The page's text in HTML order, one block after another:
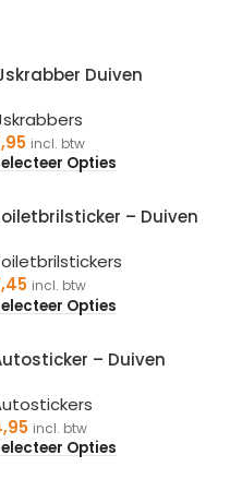
Duiven
incl. btw
Opties
– Duiven
incl. btw
Opties
– Duiven
incl. btw
Opties